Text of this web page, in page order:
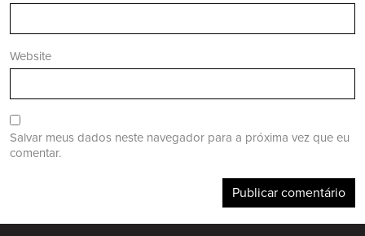
Website
Salvar meus dados neste navegador para a próxima vez que eu
comentar.